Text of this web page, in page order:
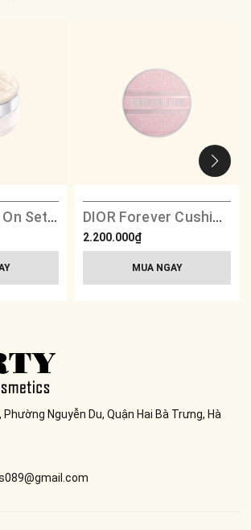
DIOR Forever On Set Powder DIOR Forever Cushion Foundation Compact - Pink Embroidered Cannage
2.200.000₫
MUA NGAY
Nguyễn Du, Quận Hai Bà Trưng, Hà